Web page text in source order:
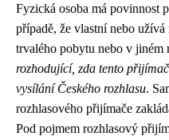
Fyzická osoba má povinnost
případě, že vlastní nebo
trvalého pobytu nebo v jiném
rozhodující, zda tento
vysílání Českého rozhlasu.
rozhlasového přijímače
Pod pojmem rozhlasový